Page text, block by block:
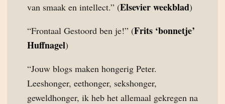
van smaak en intellect.” (Elsevier weekblad)
“Frontaal Gestoord ben je!” (Frits ‘bonnetje’
Huffnagel)
“Jouw blogs maken hongerig Peter.
Leeshonger, eethonger, sekshonger,
geweldhonger, ik heb het allemaal gekregen na